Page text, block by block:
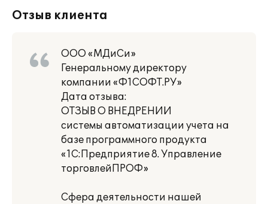
Отзыв клиента
ООО «МДиСи»
Генеральному директору
компании «Ф1СОФТ.РУ»
Дата отзыва:
ОТЗЫВ О ВНЕДРЕНИИ
системы автоматизации учета на
базе программного продукта
«1С:Предприятие 8. Управление
торговлейПРОФ»
Сфера деятельности нашей